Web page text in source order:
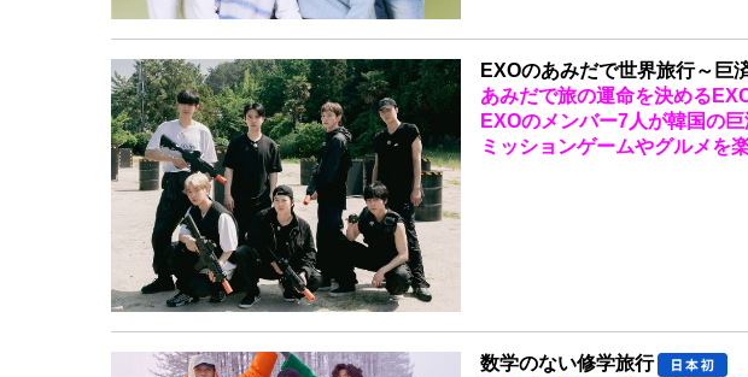
EXOのあみだで世界旅行～巨
あみだで旅の運命を決める
EXOのメンバー7人が韓国の
ミッションゲームやグルメを
数学のない修学旅行